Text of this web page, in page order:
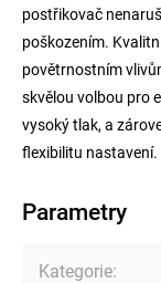
postřikovač
poškozením.
povětrnostním
skvělou volbou pro
vysoký tlak, a
flexibilitu nastavení.
Parametry
Kategorie: